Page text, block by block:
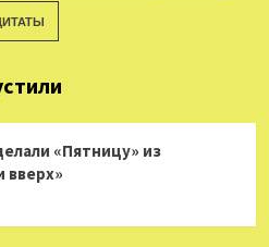
«Пятницу» из
вверх»